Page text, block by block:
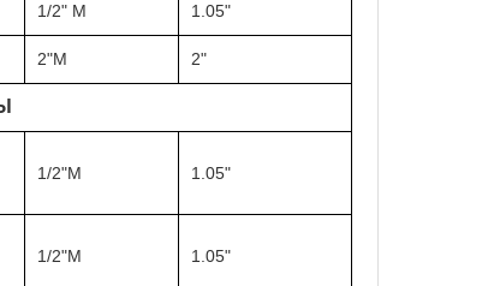
1/2" M 1.05"
2"M 2"
1/2"M 1.05"
1/2"M 1.05"